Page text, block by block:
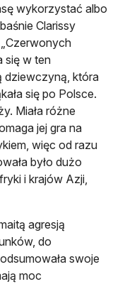
wykorzystać albo
Clarissy
się w ten
dziewczyną, która
się po Polsce.
Miała różne
jej gra na
więc od razu
było dużo
i krajów Azji,
agresją
do
swoje
moc